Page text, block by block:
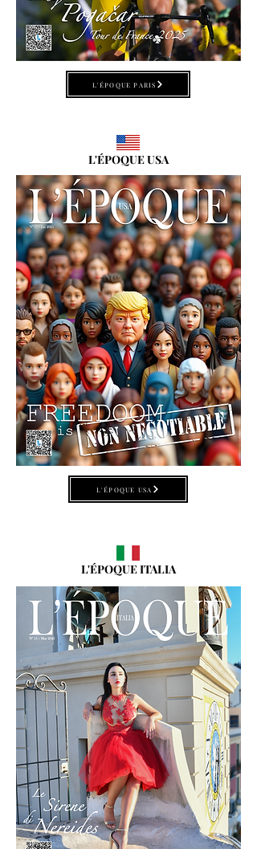
L'ÉPOQUE PARIS
L'ÉPOQUE USA
L'ÉPOQUE USA
L'ÉPOQUE ITALIA